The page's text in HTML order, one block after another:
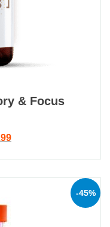
& Focus
price was: €19.99.
Current price is:
-45%